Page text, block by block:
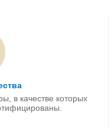
в качестве которых